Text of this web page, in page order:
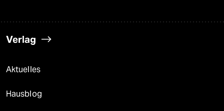
Verlag
Aktuelles
Hausblog